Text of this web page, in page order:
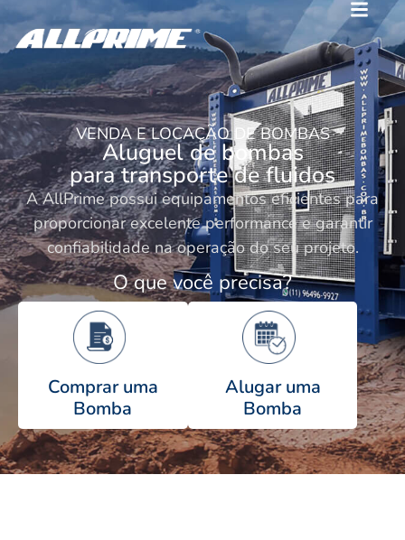
VENDA E LOCAÇÃO DE BOMBAS
Aluguel de bombas
para transporte de fluidos
A AllPrime possui equipamentos eficientes para
proporcionar excelente performance e garantir
confiabilidade na operação do seu projeto.
O que você precisa?
Comprar uma
Bomba
Alugar uma
Bomba